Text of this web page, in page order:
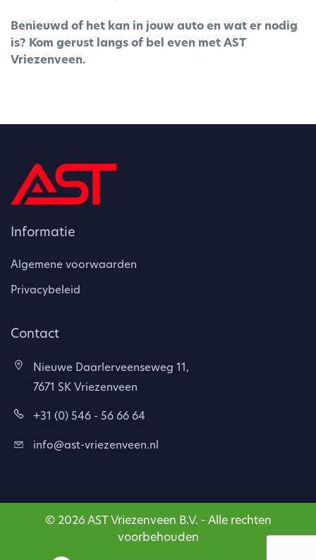
Benieuwd of het kan in jouw auto en wat er nodig
is? Kom gerust langs of bel even met AST
Vriezenveen.
Informatie
Algemene voorwaarden
Privacybeleid
Contact
Nieuwe Daarlerveenseweg 11,
7671 SK Vriezenveen
+31 (0) 546 - 56 66 64
info@ast-vriezenveen.nl
© 2026 AST Vriezenveen B.V. - Alle rechten
voorbehouden